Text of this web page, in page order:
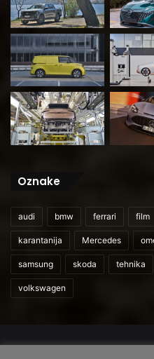
Oznake
audi bmw ferrari film
karantanija Mercedes
samsung skoda tehnika
volkswagen